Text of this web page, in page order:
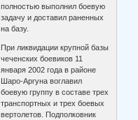
полностью выполнил боевую
задачу и доставил раненных
на базу.
При ликвидации крупной базы
чеченских боевиков 11
января 2002 года в районе
Шаро-Аргуна воглавил
боевую группу в составе трех
транспортных и трех боевых
вертолетов. Подполковник